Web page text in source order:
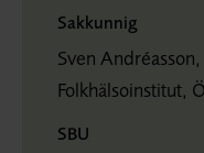
Sakkunnig
Sven
Folkhälsoinstitut,
SBU